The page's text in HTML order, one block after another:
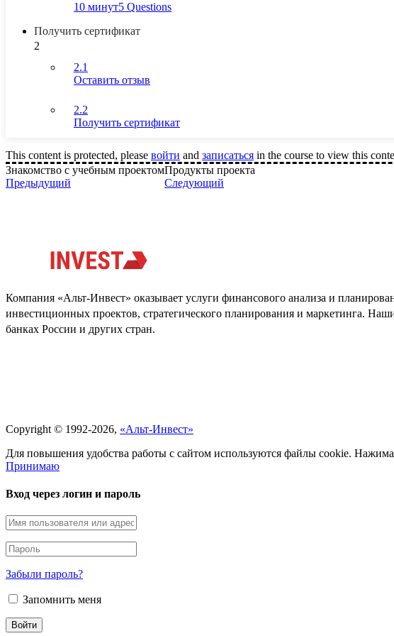
10 минут5 Questions
Получить сертификат
2
2.1
Оставить отзыв
2.2
Получить сертификат
This content is protected, please войти and записаться in the course to view this
Знакомство с учебным проектом
Предыдущий
Продукты проекта
Следующий
Компания «Альт-Инвест» оказывает услуги финансового анализа и
инвестиционных проектов, стратегического планирования и маркетинга.
банках России и других стран.
Copyright © 1992-2026, «Альт-Инвест»
Для повышения удобства работы с сайтом используются файлы cookie.
Принимаю
Вход через логин и пароль
Забыли пароль?
Запомнить меня